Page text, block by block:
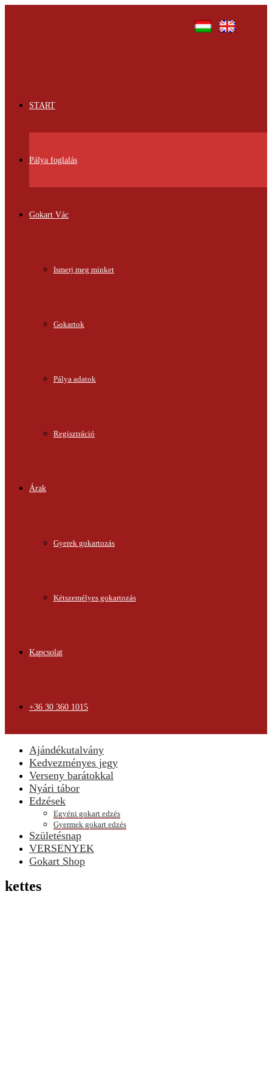
START
Pálya foglalás
Gokart Vác
Ismerj meg minket
Gokartok
Pálya adatok
Regisztráció
Árak
Gyerek gokartozás
Kétszemélyes gokartozás
Kapcsolat
+36 30 360 1015
Ajándékutalvány
Kedvezményes jegy
Verseny barátokkal
Nyári tábor
Edzések
Egyéni gokart edzés
Gyermek gokart edzés
Születésnap
VERSENYEK
Gokart Shop
kettes